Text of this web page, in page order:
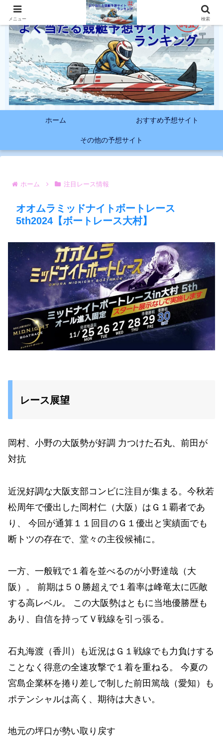
ホーム おすすめ予想サイト
その他の予想サイト
ホーム 注目レース情報
オオムラミッドナイトボートレース
5th2024【ボートレース大村】
レース展望
岡村、小野の大阪勢が好調 力つけた石丸、前田が
対抗
近況好調な大阪支部コンビに注目が集まる。今秋若
松周年で優出した岡村仁（大阪）はＧ１覇者であ
り、 今回が通算１１回目のＧ１優出と実績面でも
断トツの存在で、堂々の主役候補に。
一方、一般戦で１着を並べるのが小野達哉（大
阪）。 前期は５０勝超えで１着率は峰竜太に匹敵
する高レベル。 この大阪勢はともに当地優勝歴も
あり、自信を持ってＶ戦線を引っ張る。
石丸海渡（香川）も近況はＧ１戦線でも力負けする
ことなく得意の全速攻撃で１着を重ねる。 今夏の
宮島企業杯を捲り差しで制した前田篤哉（愛知）も
ポテンシャルは高く、期待は大きい。
地元の坪口が勢い取り戻す
メニュー 検索